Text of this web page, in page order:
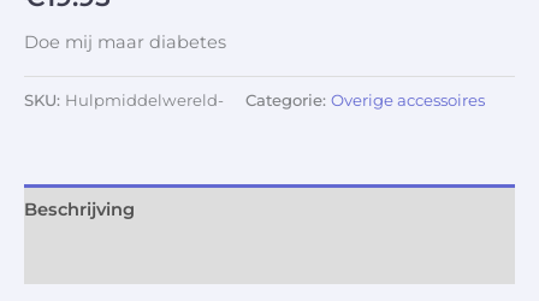
Doe mij maar diabetes
SKU: Hulpmiddelwereld- Categorie: Overige accessoires
Beschrijving